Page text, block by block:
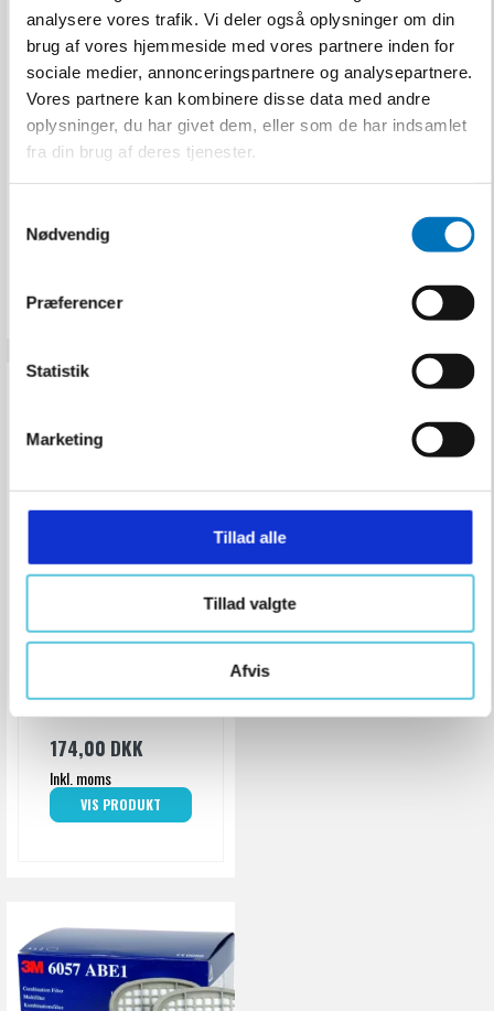
analysere vores trafik. Vi deler også oplysninger om din
brug af vores hjemmeside med vores partnere inden for
sociale medier, annonceringspartnere og analysepartnere.
Vores partnere kan kombinere disse data med andre
oplysninger, du har givet dem, eller som de har indsamlet
fra din brug af deres tjenester.
Nødvendig
Præferencer
Statistik
Marketing
Tillad alle
Tillad valgte
Afvis
OX-ON Filtersæt 3M
2135 P3 - 10 par
OX-ON
U100004011
Inkl. moms
OX-ON
174,00 DKK
Inkl. moms
VIS PRODUKT